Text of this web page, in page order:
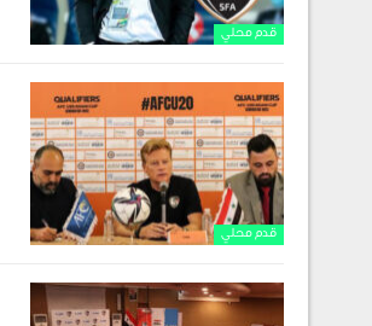
قدم محلي
قدم محلي